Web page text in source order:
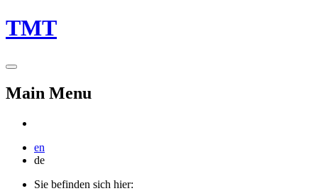
TMT
Main Menu
en
de
Sie befinden sich hier: